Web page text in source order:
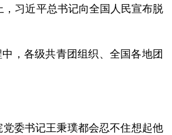
习近平总书记向全国人民宣布脱
，各级共青团组织、全国各地团
委书记王秉璞都会忍不住想起他